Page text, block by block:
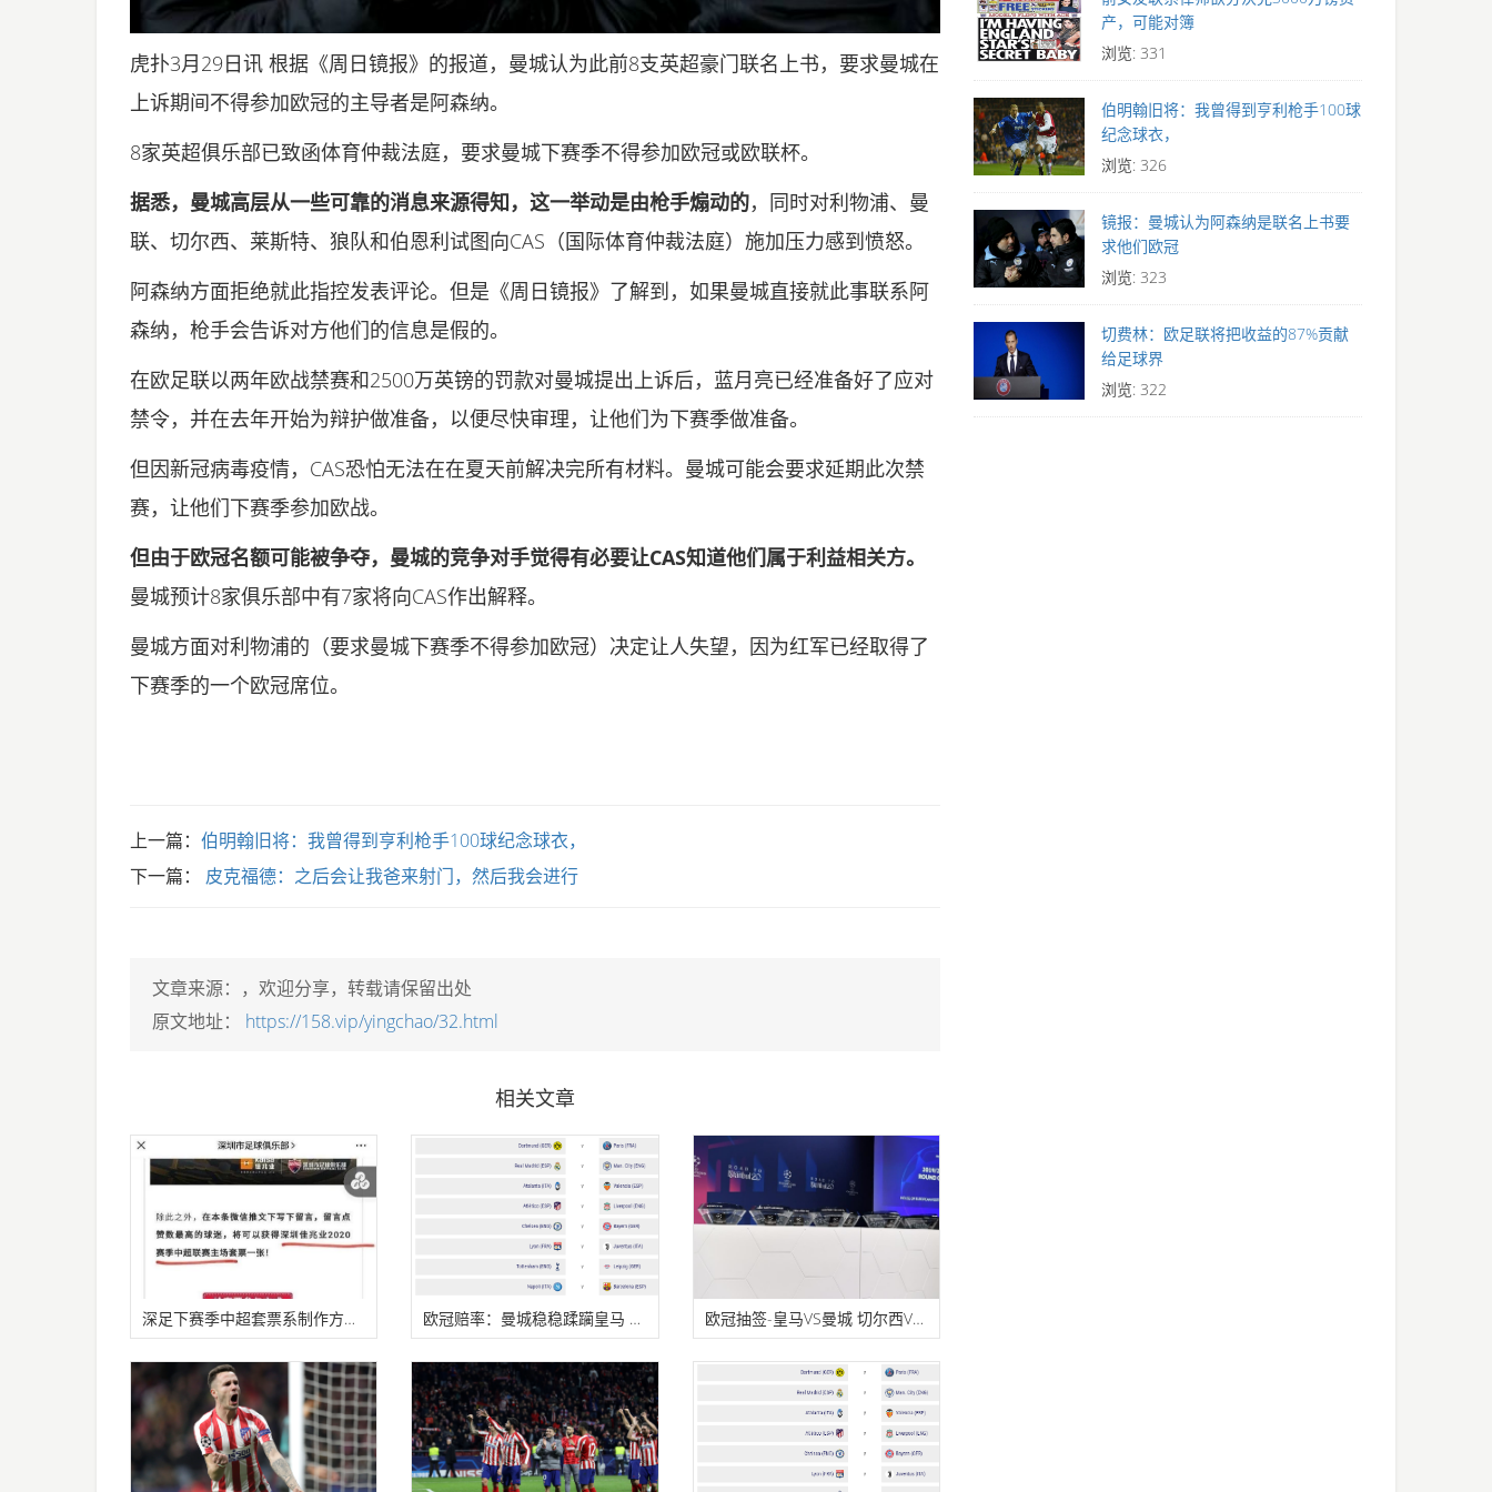
虎扑3月29日讯 根据《周日镜报》的报道，曼城认为此前8支英超豪门联名上书，要求曼城在
上诉期间不得参加欧冠的主导者是阿森纳。
8家英超俱乐部已致函体育仲裁法庭，要求曼城下赛季不得参加欧冠或欧联杯。
据悉，曼城高层从一些可靠的消息来源得知，这一举动是由枪手煽动的，同时对利物浦、曼
联、切尔西、莱斯特、狼队和伯恩利试图向CAS（国际体育仲裁法庭）施加压力感到愤怒。
阿森纳方面拒绝就此指控发表评论。但是《周日镜报》了解到，如果曼城直接就此事联系阿
森纳，枪手会告诉对方他们的信息是假的。
在欧足联以两年欧战禁赛和2500万英镑的罚款对曼城提出上诉后，蓝月亮已经准备好了应对
禁令，并在去年开始为辩护做准备，以便尽快审理，让他们为下赛季做准备。
但因新冠病毒疫情，CAS恐怕无法在在夏天前解决完所有材料。曼城可能会要求延期此次禁
赛，让他们下赛季参加欧战。
但由于欧冠名额可能被争夺，曼城的竞争对手觉得有必要让CAS知道他们属于利益相关方。
曼城预计8家俱乐部中有7家将向CAS作出解释。
曼城方面对利物浦的（要求曼城下赛季不得参加欧冠）决定让人失望，因为红军已经取得了
下赛季的一个欧冠席位。
上一篇： 伯明翰旧将：我曾得到亨利枪手100球纪念球衣，
下一篇：
皮克福德：之后会让我爸来射门，然后我会进行
文章来源：
，欢迎分享，转载请保留出处
原文地址：
https://158.vip/yingchao/32.html
相关文章
深足下赛季中超套票系制作方失误 天海准入尚无 欧冠赔率：曼城稳稳蹂躏皇马 利物浦拜仁过关易 欧冠抽签-皇马VS曼城 切尔西VS拜仁 梅西C罗保姆签
产，可能对簿
浏览: 331
伯明翰旧将：我曾得到亨利枪手100球
纪念球衣，
浏览: 326
镜报：曼城认为阿森纳是联名上书要
求他们欧冠
浏览: 323
切费林：欧足联将把收益的87%贡献
给足球界
浏览: 322